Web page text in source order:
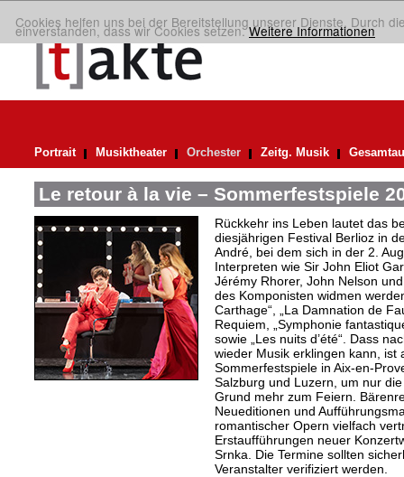
Cookies helfen uns bei der Bereitstellung unserer Dienste. Durch
einverstanden, dass wir Cookies setzen.Weitere Informationen
Portrait Musiktheater Orchester Zeitg. Musik
Le retour à la vie – Sommerfestspiele
Rückkehr ins Leben lautet das
diesjährigen Festival Berlioz in
André, bei dem sich in der 2.
Interpreten wie Sir John Eliot
Jérémy Rhorer, John Nelson
des Komponisten widmen
Carthage“, „La Damnation de
Requiem, „Symphonie
sowie „Les nuits d’été“. Dass
wieder Musik erklingen kann, ist
Sommerfestspiele in Aix-en-
Salzburg und Luzern, um nur
Grund mehr zum Feiern.
Neueditionen und
romantischer Opern vielfach
Erstaufführungen neuer
Srnka. Die Termine sollten
Veranstalter verifiziert werden.